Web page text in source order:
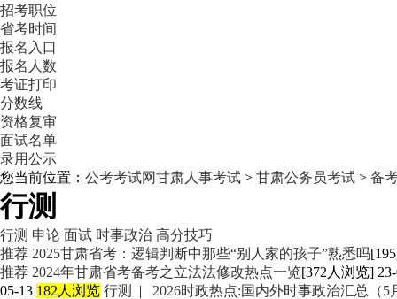
招考职位
省考时间
报名入口
报名人数
考证打印
分数线
资格复审
面试名单
录用公示
您当前位置： 公考考试网甘肃人事考试 > 甘肃公务员考试 > 备
行测
行测 申论 面试 时事政治 高分技巧
推荐 2025甘肃省考：逻辑判断中那些“别人家的孩子”熟悉吗
推荐 2024年甘肃省考备考之立法法修改热点一览[372人浏览]
05-13 182人浏览 行测 |
2026时政热点:国内外时事政治汇总（5